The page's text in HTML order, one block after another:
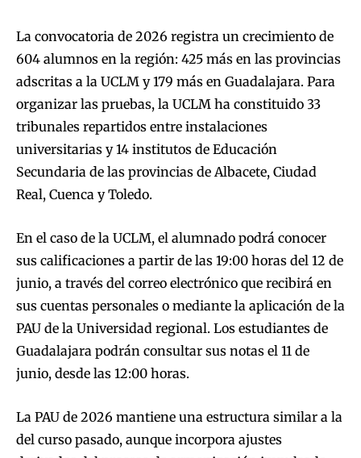
La convocatoria de 2026 registra un crecimiento de
604 alumnos en la región: 425 más en las provincias
adscritas a la UCLM y 179 más en Guadalajara. Para
organizar las pruebas, la UCLM ha constituido 33
tribunales repartidos entre instalaciones
universitarias y 14 institutos de Educación
Secundaria de las provincias de Albacete, Ciudad
Real, Cuenca y Toledo.
En el caso de la UCLM, el alumnado podrá conocer
sus calificaciones a partir de las 19:00 horas del 12 de
junio, a través del correo electrónico que recibirá en
sus cuentas personales o mediante la aplicación de la
PAU de la Universidad regional. Los estudiantes de
Guadalajara podrán consultar sus notas el 11 de
junio, desde las 12:00 horas.
La PAU de 2026 mantiene una estructura similar a la
del curso pasado, aunque incorpora ajustes